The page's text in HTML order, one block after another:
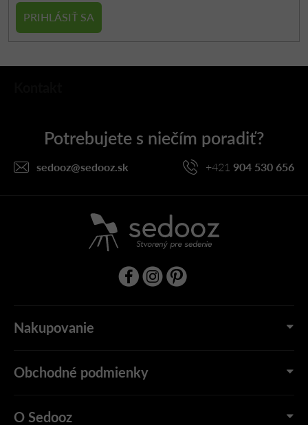
PRIHLÁSIŤ SA
Z
sedooz@sedooz.sk +421 904 530 656
Nakupovanie
Obchodné podmienky
O Sedooz